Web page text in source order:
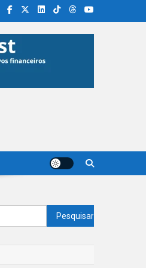
Pesquisar
por: